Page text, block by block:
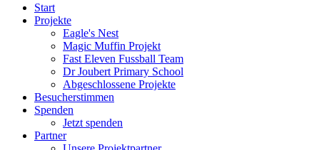
Start
Projekte
Eagle's Nest
Magic Muffin Projekt
Fast Eleven Fussball Team
Dr Joubert Primary School
Abgeschlossene Projekte
Besucherstimmen
Spenden
Jetzt spenden
Partner